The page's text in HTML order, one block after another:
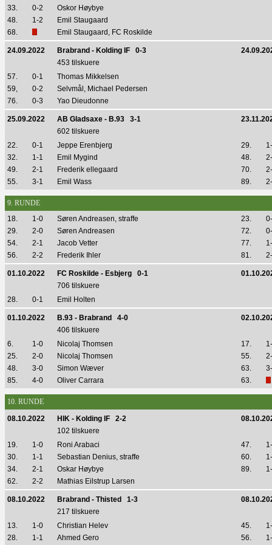
33. 0-2
Oskor Høybye
48.
1-2
Emil Staugaard
68.
Emil Staugaard, FC Roskilde
24.09.2022 Brabrand - Kolding IF 0-3
453 tilskuere
57.
0-1
Thomas Mikkelsen
59,
0-2
Selvmål, Michael Pedersen
76.
0-3 Yao Dieudonne
25.09.2022 AB Gladsaxe - B.93 3-1
602 tilskuere
22.
0-1 Jeppe Erenbjerg 29.
32.
1-1 Emil Mygind 48.
49.
2-1 Frederik ellegaard 70.
55.
3-1 Emil Wass 89.
9. RUNDE
18.
1-0 Søren Andreasen, straffe 23.
29.
2-0 Søren Andreasen 72.
54.
2-1 Jacob Vetter 77.
56.
2-2 Frederik Ihler 81.
01.10.2022 FC Roskilde - Esbjerg 0-1
706 tilskuere
28.
0-1 Emil Holten
01.10.2022 B.93 - Brabrand 4-0
406 tilskuere
6.
1-0 Nicolaj Thomsen 17.
25.
2-0 Nicolaj Thomsen 55.
48.
3-0 Simon Wæver 63.
85.
4-0 Oliver Carrara 63.
10. RUNDE
08.10.2022
HIK - Kolding IF 2-2
102 tilskuere
19.
1-0 Roni Arabaci 47.
30.
1-1 Sebastian Denius, straffe 60.
34.
2-1 Oskar Høybye 89.
62.
2-2 Mathias Eilstrup Larsen
08.10.2022 Brabrand - Thisted 1-3
217 tilskuere
13.
1-0 Christian Helev 45.
28.
1-1 Ahmed Gero 56.